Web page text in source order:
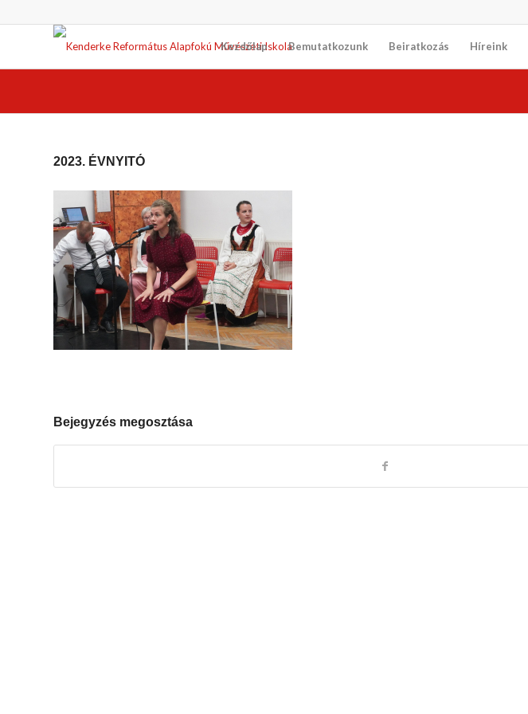
Kezdőlap Bemutatkozunk Beiratkozás Híreink
2023. ÉVNYITÓ
Bejegyzés megosztása